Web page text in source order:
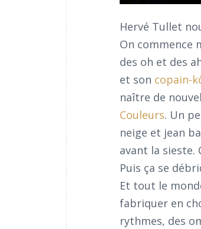
Hervé Tullet
On commence
des oh et des
et son copain-
naître de
Couleurs. Un
neige et jean
avant la sieste.
Puis ça se
Et tout le
fabriquer en
rythmes, des